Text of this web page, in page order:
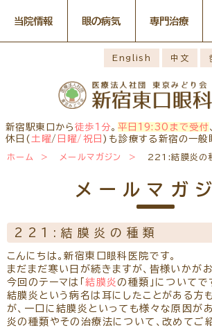
English 中文
新宿駅東口から 徒歩1分。 平日19:30まで受付、
休日( 土曜/ 日曜/祝日 )も診療する新宿の一般
当院情報
感染症予
整備の取
医師のご紹介
ごあいさつ 当院勤務
院内の様子 検査・治
診療のご案内
当院へお越しになる方へのお
診察の流
アクセス
当院へのアクセス
メールマガジン
よくある
診療報酬に関する院内掲示
リンク
リクルート
パンフレ
眼の病気
症状から
構造から探す
お薬の使用方法
主な眼科疾患
糖尿病性網膜症 緑内障
花粉症
診療
学校近視について
専門治療
網膜・硝
ージ
ドライアイ専門治療ページ
緑内障専
角膜疾患専門治療ページ
花粉症総
抗VEGF抗体療法
ボツリヌ
学校近視のご案内
日帰り白内障手術
手術担当医のご紹介
コンタクトレンズの種類と特徴
しばらく
方へ
初めてコンタクトレンズを使う
方へ
コンタク
WEB予約(来院日時の設定)
小児眼科
コンタクトレンズ診療を予約
白内障専
白内障手術公開講座を予約
網膜・硝
ドライアイ専門治療を予約
黄斑専門
緑内障専門治療を予約
ぶどう膜
予約をキャンセルする
ホーム メールマガジン 221:結膜炎の
メールマガ
221:結膜炎の種類
こんにちは。新宿東口眼科医院です。
まだまだ寒い日が続きますが、皆様いかがお
今回のテーマは「結膜炎の種類」についてで
結膜炎という病名は耳にしたことがある方
が、一口に結膜炎といっても様々な原因が
炎の種類やその治療法について、改めてご